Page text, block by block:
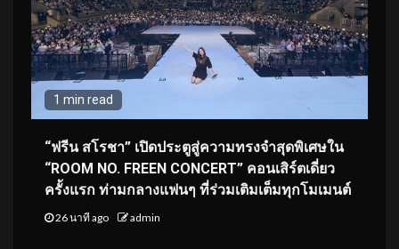
1 min read
“ฟรีน สโรชา” เปิดประตูสู่ความทรงจำสุดพิเศษใน
“ROOM NO. FREEN CONCERT” คอนเสิร์ตเดี่ยว
ครั้งแรก ท่ามกลางแฟนๆ ที่ร่วมเติมเต็มทุกโมเมนต์
26 นาที ago admin